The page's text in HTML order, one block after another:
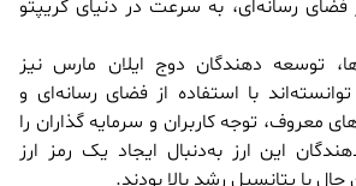
فضای رسانه‌ای، به سرعت در دنیای کریپتو
توسعه دهندگان دوج ایلان مارس نیز
با استفاده از فضای رسانه‌ای و
توجه کاربران و سرمایه گذاران را
این ارز به‌دنبال ایجاد یک رمز ارز
با پتانسیل رشد بالا بودند.